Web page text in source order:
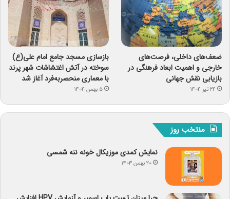
ضعف‌های داخلی، فرصت‌های
خارجی و اهمیت ابعاد فرهنگی در
بازیابی نقش جهانی
۲۴ تیر ۱۴۰۴
بازسازی مسجد جامع امام علی(ع)
سوخته در آتش اغتشاشات شهر پرند
با معماری منحصربه‌فرد آغاز شد
۵ بهمن ۱۴۰۴
منتخب روز
نمایش کمدی موزیکال خونه ننه شمسی
۲۰ بهمن ۱۴۰۳